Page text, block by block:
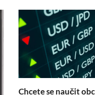
Chcete se naučit